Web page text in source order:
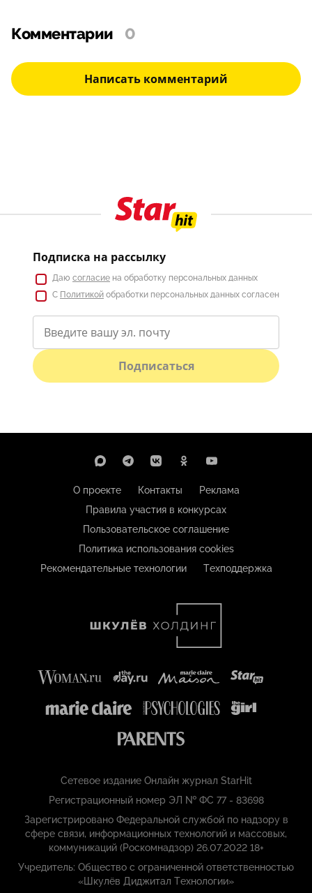
Комментарии 0
Написать комментарий
Подписка на рассылку
Даю согласие на обработку персональных данных
С Политикой обработки персональных данных согласен
Подписаться
О проекте Контакты
Реклама
Правила участия в конкурсах
Пользовательское соглашение
Политика использования cookies
Рекомендательные технологии
Техподдержка
Сетевое издание Онлайн журнал StarHit
Регистрационный номер ЭЛ № ФС 77 - 83698
Зарегистрировано Федеральной службой по надзору в
сфере связи, информационных технологий и массовых,
коммуникаций (Роскомнадзор) 26.07.2022 18+
Учредитель: Общество с ограниченной ответственностью
«Шкулёв Диджитал Технологии»